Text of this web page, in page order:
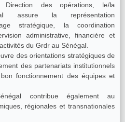
des opérations, le/la
assure la représentation
stratégique, la coordination
administrative, financière et
du Grdr au Sénégal.
des orientations stratégiques de
des partenariats institutionnels
fonctionnement des équipes et
contribue également au
régionales et transnationales